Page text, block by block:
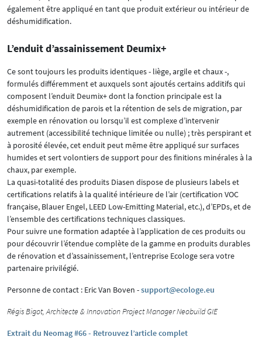
également être appliqué en tant que produit extérieur ou intérieur de
déshumidification.
L’enduit d’assainissement Deumix+
Ce sont toujours les produits identiques - liège, argile et chaux -,
formulés différemment et auxquels sont ajoutés certains additifs qui
composent l’enduit Deumix+ dont la fonction principale est la
déshumidification de parois et la rétention de sels de migration, par
exemple en rénovation ou lorsqu’il est complexe d’intervenir
autrement (accessibilité technique limitée ou nulle) ; très perspirant et
à porosité élevée, cet enduit peut même être appliqué sur surfaces
humides et sert volontiers de support pour des finitions minérales à la
chaux, par exemple.
La quasi-totalité des produits Diasen dispose de plusieurs labels et
certifications relatifs à la qualité intérieure de l’air (certification VOC
française, Blauer Engel, LEED Low-Emitting Material, etc.), d’EPDs, et de
l’ensemble des certifications techniques classiques.
Pour suivre une formation adaptée à l’application de ces produits ou
pour découvrir l’étendue complète de la gamme en produits durables
de rénovation et d’assainissement, l’entreprise Ecologe sera votre
partenaire privilégié.
Personne de contact : Eric Van Boven -support@ecologe.eu
Régis Bigot, Architecte & Innovation Project Manager Neobuild GIE
Extrait du Neomag #66 - Retrouvez l’article complet